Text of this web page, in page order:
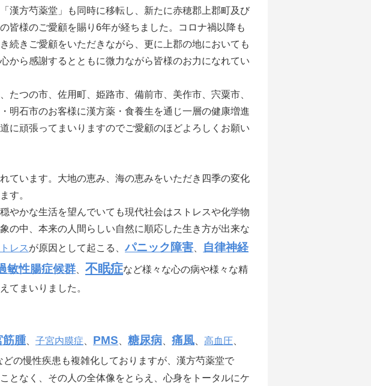
漢方芍薬堂」も同時に移転し、新たに赤穂郡上郡町及び
皆様のご愛顧を賜り6年が経ちました。コロナ禍以降も
続きご愛顧をいただきながら、更に上郡の地においても
から感謝するとともに微力ながら皆様のお力になれてい
たつの市、佐用町、姫路市、備前市、美作市、宍粟市、
明石市のお客様に漢方薬・食養生を通じ一層の健康増進
に頑張ってまいりますのでご愛顧のほどよろしくお願い
ています。大地の恵み、海の恵みをいただき四季の変化
す。
やかな生活を望んでいても現代社会はストレスや化学物
の中、本来の人間らしい自然に順応した生き方が出来な
レス が原因として起こる、パニック障害
自律神経
敏性腸症候群 不眠症など様々な心の病や様々な精
てまいりました。
筋腫 子宮内膜症 PMS 糖尿病 痛風 高血圧
どの慢性疾患も複雑化しておりますが、漢方芍薬堂で
となく、その人の全体像をとらえ、心身をトータルにケ